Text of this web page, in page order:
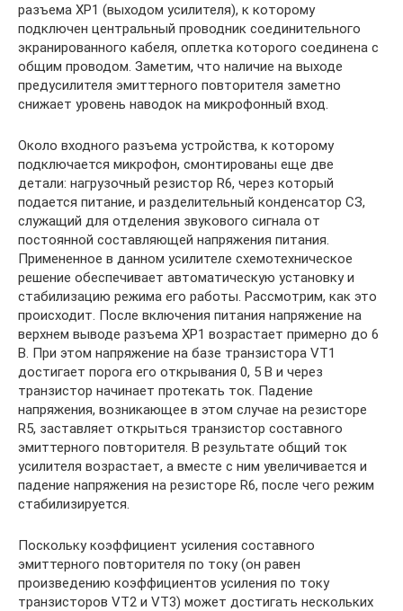
разъема ХР1 (выходом усилителя), к которому
подключен центральный проводник соединительного
экранированного кабеля, оплетка которого соединена с
общим проводом. Заметим, что наличие на выходе
предусилителя эмиттерного повторителя заметно
снижает уровень наводок на микрофонный вход.
Около входного разъема устройства, к которому
подключается микрофон, смонтированы еще две
детали: нагрузочный резистор R6, через который
подается питание, и разделительный конденсатор СЗ,
служащий для отделения звукового сигнала от
постоянной составляющей напряжения питания.
Примененное в данном усилителе схемотехническое
решение обеспечивает автоматическую установку и
стабилизацию режима его работы. Рассмотрим, как это
происходит. После включения питания напряжение на
верхнем выводе разъема ХР1 возрастает примерно до 6
В. При этом напряжение на базе транзистора VT1
достигает порога его открывания 0, 5 В и через
транзистор начинает протекать ток. Падение
напряжения, возникающее в этом случае на резисторе
R5, заставляет открыться транзистор составного
эмиттерного повторителя. В результате общий ток
усилителя возрастает, а вместе с ним увеличивается и
падение напряжения на резисторе R6, после чего режим
стабилизируется.
Поскольку коэффициент усиления составного
эмиттерного повторителя по току (он равен
произведению коэффициентов усиления по току
транзисторов VT2 и VT3) может достигать нескольких